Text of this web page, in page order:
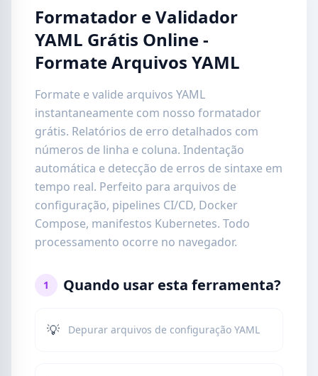
Formatador e Validador
YAML Grátis Online -
Formate Arquivos YAML
Formate e valide arquivos YAML
instantaneamente com nosso formatador
grátis. Relatórios de erro detalhados com
números de linha e coluna. Indentação
automática e detecção de erros de sintaxe em
tempo real. Perfeito para arquivos de
configuração, pipelines CI/CD, Docker
Compose, manifestos Kubernetes. Todo
processamento ocorre no navegador.
1 Quando usar esta ferramenta?
💡 Depurar arquivos de configuração YAML